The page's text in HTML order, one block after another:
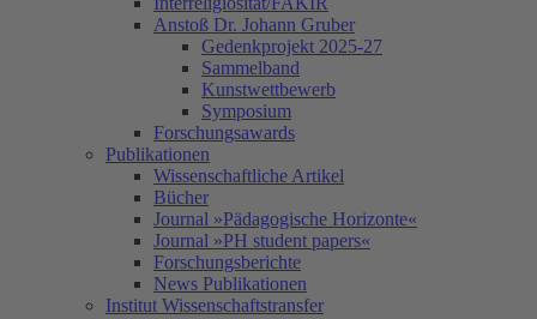
Anstoß Dr. Johann Gruber
Gedenkprojekt 2025-27
Sammelband
Kunstwettbewerb
Symposium
Forschungsawards
Publikationen
Wissenschaftliche Artikel
Bücher
Journal »Pädagogische Horizonte«
Journal »PH student papers«
Forschungsberichte
News Publikationen
Institut Wissenschaftstransfer